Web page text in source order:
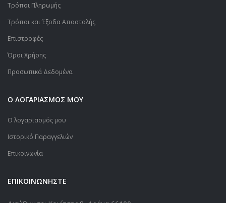
Τρόποι Πληρωμής
Τρόποι και Έξοδα Αποστολής
Επιστροφές
Όροι Χρήσης
Προσωπικά Δεδομένα
Ο ΛΟΓΑΡΙΑΣΜΟΣ ΜΟΥ
Ο λογαριασμός μου
Ιστορικό Παραγγελιών
Επικοινωνία
ΕΠΙΚΟΙΝΩΝΗΣΤΕ